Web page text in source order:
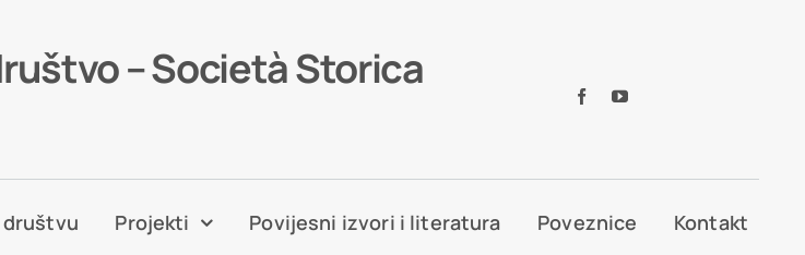
– Società Storica
društvu Projekti Povijesni izvori i literatura Poveznice Kontakt